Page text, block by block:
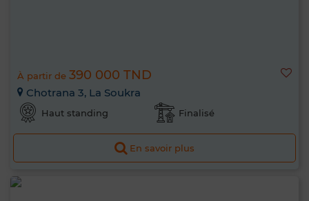
À partir de 390 000 TND
Chotrana 3, La Soukra
Haut standing Finalisé
En savoir plus